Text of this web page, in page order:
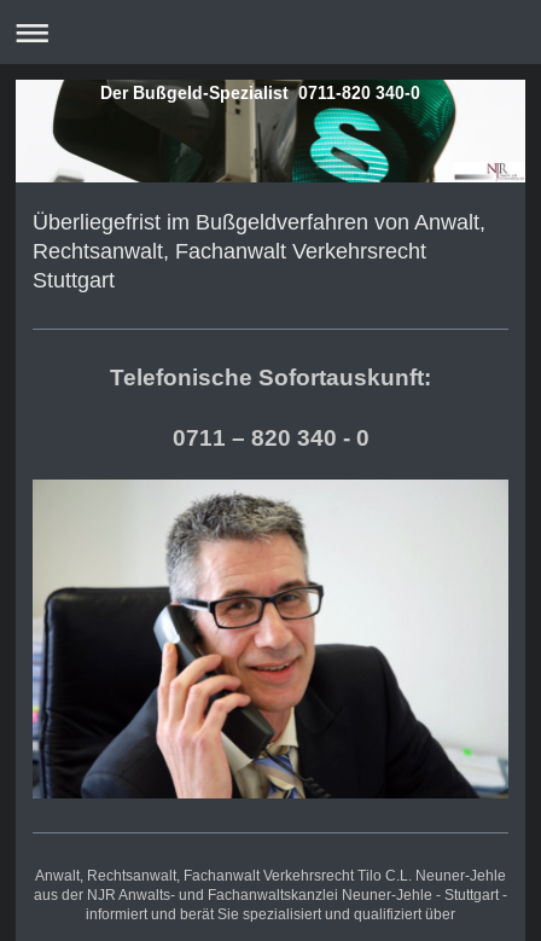
Der Bußgeld-Spezialist 0711-820 340-0
Überliegefrist im Bußgeldverfahren von Anwalt,
Rechtsanwalt, Fachanwalt Verkehrsrecht
Stuttgart
Telefonische Sofortauskunft:
0711 – 820 340 - 0
Anwalt, Rechtsanwalt, Fachanwalt VerkehrsrechtTilo C.L. Neuner-Jehle
aus der NJR Anwalts- und Fachanwaltskanzlei Neuner-Jehle - Stuttgart -
informiert und berät Sie spezialisiert und qualifiziert über